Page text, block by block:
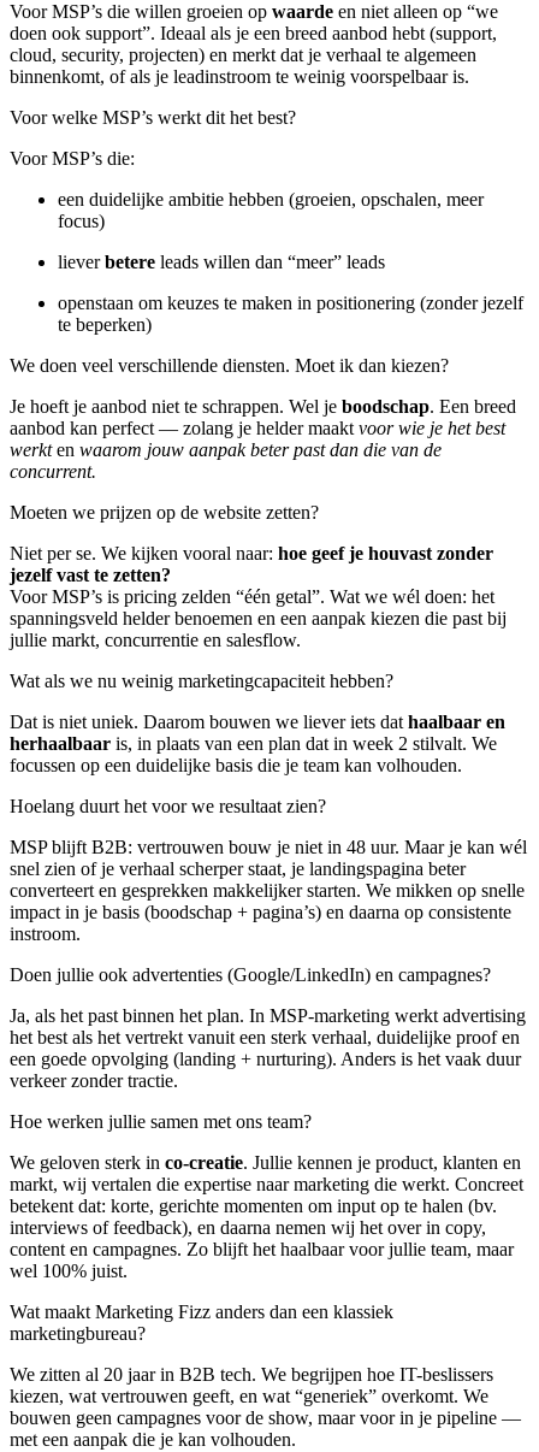
Voor MSP’s die willen groeien op waarde en niet alleen op “we
doen ook support”. Ideaal als je een breed aanbod hebt (support,
cloud, security, projecten) en merkt dat je verhaal te algemeen
binnenkomt, of als je leadinstroom te weinig voorspelbaar is.
Voor welke MSP’s werkt dit het best?
Voor MSP’s die:
een duidelijke ambitie hebben (groeien, opschalen, meer
focus)
lieverbetere leads willen dan “meer” leads
openstaan om keuzes te maken in positionering (zonder jezelf
te beperken)
We doen veel verschillende diensten. Moet ik dan kiezen?
Je hoeft je aanbod niet te schrappen. Wel je boodschap. Een breed
aanbod kan perfect — zolang je helder maaktvoor wie je het best
werkten waarom jouw aanpak beter past dan die van de
concurrent.
Moeten we prijzen op de website zetten?
Niet per se. We kijken vooral naar: hoe geef je houvast zonder
jezelf vast te zetten?
Voor MSP’s is pricing zelden “één getal”. Wat we wél doen: het
spanningsveld helder benoemen en een aanpak kiezen die past bij
jullie markt, concurrentie en salesflow.
Wat als we nu weinig marketingcapaciteit hebben?
Dat is niet uniek. Daarom bouwen we liever iets dathaalbaar en
herhaalbaar is, in plaats van een plan dat in week 2 stilvalt. We
focussen op een duidelijke basis die je team kan volhouden.
Hoelang duurt het voor we resultaat zien?
MSP blijft B2B: vertrouwen bouw je niet in 48 uur. Maar je kan wél
snel zien of je verhaal scherper staat, je landingspagina beter
converteert en gesprekken makkelijker starten. We mikken op snelle
impact in je basis (boodschap + pagina’s) en daarna op consistente
instroom.
Doen jullie ook advertenties (Google/LinkedIn) en campagnes?
Ja, als het past binnen het plan. In MSP-marketing werkt advertising
het best als het vertrekt vanuit een sterk verhaal, duidelijke proof en
een goede opvolging (landing + nurturing). Anders is het vaak duur
verkeer zonder tractie.
Hoe werken jullie samen met ons team?
We geloven sterk in co-creatie. Jullie kennen je product, klanten en
markt, wij vertalen die expertise naar marketing die werkt. Concreet
betekent dat: korte, gerichte momenten om input op te halen (bv.
interviews of feedback), en daarna nemen wij het over in copy,
content en campagnes. Zo blijft het haalbaar voor jullie team, maar
wel 100% juist.
Wat maakt Marketing Fizz anders dan een klassiek
marketingbureau?
We zitten al 20 jaar in B2B tech. We begrijpen hoe IT-beslissers
kiezen, wat vertrouwen geeft, en wat “generiek” overkomt. We
bouwen geen campagnes voor de show, maar voor in je pipeline —
met een aanpak die je kan volhouden.